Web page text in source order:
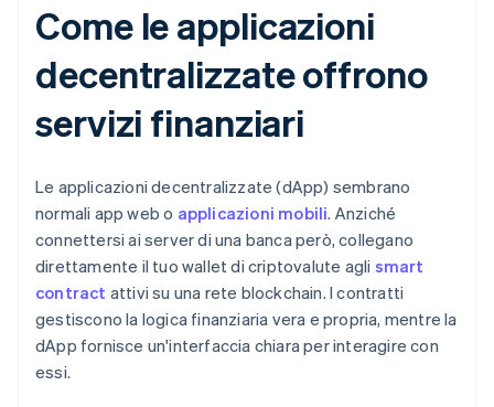
Come le applicazioni
decentralizzate offrono
servizi finanziari
Le applicazioni decentralizzate (dApp) sembrano
normali app web o applicazioni mobili. Anziché
connettersi ai server di una banca però, collegano
direttamente il tuo wallet di criptovalute agli smart
contract attivi su una rete blockchain. I contratti
gestiscono la logica finanziaria vera e propria, mentre la
dApp fornisce un'interfaccia chiara per interagire con
essi.